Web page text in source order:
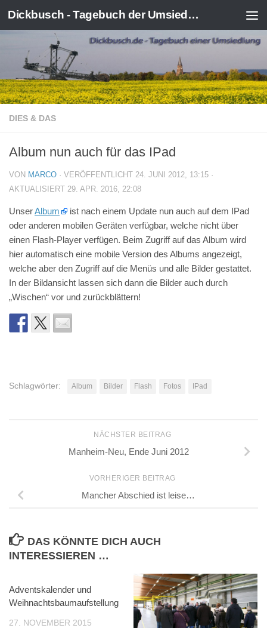
Zum Inhalt springen Dickbusch - Tagebuch der Umsiedlung von Kerpen-Manheim
DIES & DAS
Album nun auch für das IPad
VON MARCO · VERÖFFENTLICHT 24. JUNI 2012, 13:15 ·
AKTUALISIERT 29. APR. 2016, 22:08
UnserAlbum
ist nach einem Update nun auch auf dem IPad
oder anderen mobilen Geräten verfügbar, welche nicht über
einen Flash-Player verfügen. Beim Zugriff auf das Album wird
hier automatisch eine mobile Version des Albums angezeigt,
welche aber den Zugriff auf die Menüs und alle Bilder gestattet.
In der Bildansicht lassen sich dann die Bilder auch durch
„Wischen“ vor und zurückblättern!
Schlagwörter: Album Bilder Flash Fotos IPad
NÄCHSTER BEITRAG
Manheim-Neu, Ende Juni 2012
VORHERIGER BEITRAG
Mancher Abschied ist leise…
DAS KÖNNTE DICH AUCH
INTERESSIEREN …
Adventskalender und
Weihnachtsbaumaufstellung
27. NOVEMBER 2015